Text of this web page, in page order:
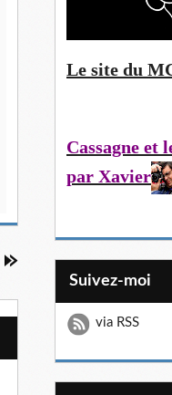
Le site du
Cassagne et
par Xavier
Suivez-moi
via RSS